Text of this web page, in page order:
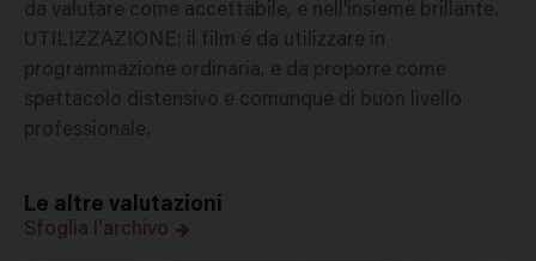
da valutare come accettabile, e nell'insieme brillante.
UTILIZZAZIONE: il film é da utilizzare in
programmazione ordinaria, e da proporre come
spettacolo distensivo e comunque di buon livello
professionale.
Le altre valutazioni
Sfoglia l'archivo